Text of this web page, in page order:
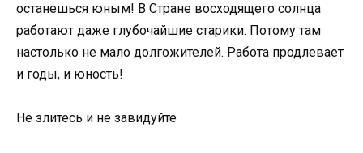
останешься юным! В Стране восходящего солнца
работают даже глубочайшие старики. Потому там
настолько не мало долгожителей. Работа продлевает
и годы, и юность!
Не злитесь и не завидуйте